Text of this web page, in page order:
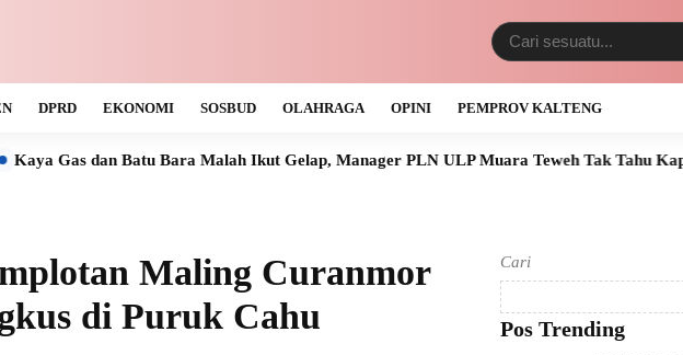
DPRD EKONOMI SOSBUD OLAHRAGA OPINI PEMPROV KALTENG
Bara Malah Ikut Gelap, Manager PLN ULP Muara Teweh Tak Tahu Kapan Listrik Normal
Maling Curanmor
di Puruk Cahu
Cari
Pos Trending